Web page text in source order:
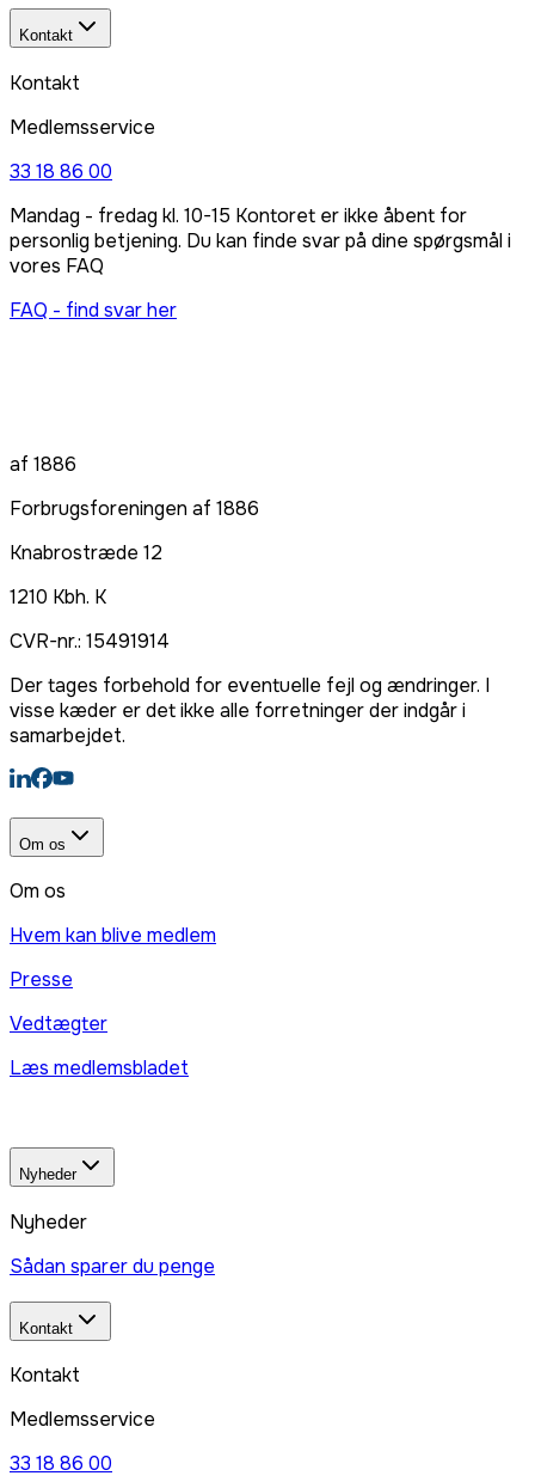
Kontakt
Kontakt
Medlemsservice
33 18 86 00
Mandag - fredag kl. 10-15 Kontoret er ikke åbent for
personlig betjening. Du kan finde svar på dine spørgsmål i
vores FAQ
FAQ - find svar her
af 1886
Forbrugsforeningen af 1886
Knabrostræde 12
1210 Kbh. K
CVR-nr.: 15491914
Der tages forbehold for eventuelle fejl og ændringer. I
visse kæder er det ikke alle forretninger der indgår i
samarbejdet.
Om os
Om os
Hvem kan blive medlem
Presse
Vedtægter
Læs medlemsbladet
Nyheder
Nyheder
Sådan sparer du penge
Kontakt
Kontakt
Medlemsservice
33 18 86 00